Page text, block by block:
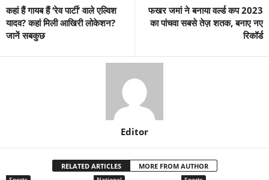
कहां हैं गायब हैं ‘रेव पार्टी’ वाले एल्विश
यादव? कहां मिली आखिरी लोकेशन?
जानें सबकुछ
फखर जमां ने बनाया वर्ल्ड कप 2023
का पांचवा सबसे तेज़ शतक, बनाए नए
रिकॉर्ड
Editor
RELATED ARTICLES MORE FROM AUTHOR